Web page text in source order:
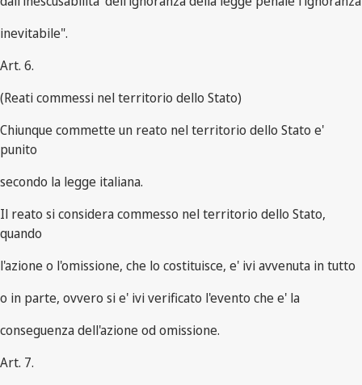
inevitabile".
Art. 6.
(Reati commessi nel territorio dello Stato)
Chiunque commette un reato nel territorio dello Stato e'
punito
secondo la legge italiana.
Il reato si considera commesso nel territorio dello Stato,
quando
l'azione o l'omissione, che lo costituisce, e' ivi avvenuta in tutto
o in parte, ovvero si e' ivi verificato l'evento che e' la
conseguenza dell'azione od omissione.
Art. 7.